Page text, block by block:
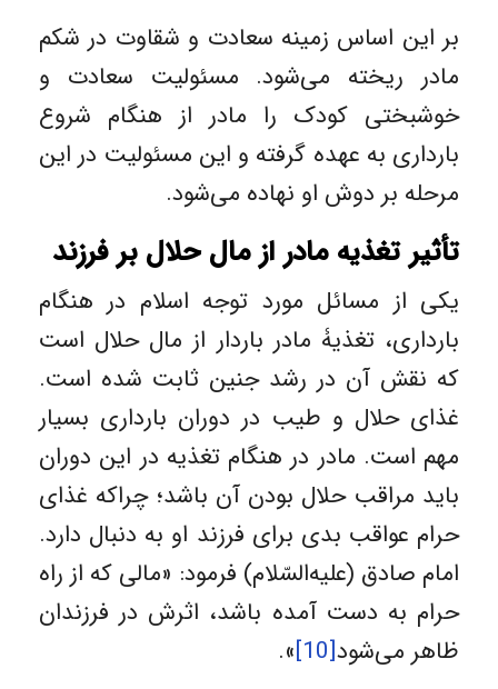
بر این اساس زمینه سعادت و شقاوت در شکم
مادر ریخته می‌شود. مسئولیت سعادت و
خوشبختی کودک را مادر از هنگام شروع
بارداری به عهده گرفته و این مسئولیت در این
مرحله بر دوش او نهاده می‌شود.
تأثیر تغذیه مادر از مال حلال بر فرزند
یکی از مسائل مورد توجه اسلام در هنگام
بارداری، تغذیۀ مادر باردار از مال حلال است
که نقش آن در رشد جنین ثابت شده است.
غذای حلال و طیب در دوران بارداری بسیار
مهم است. مادر در هنگام تغذیه در این دوران
باید مراقب حلال بودن آن باشد؛ چراکه غذای
حرام عواقب بدی برای فرزند او به دنبال دارد.
امام صادق (علیه‌السّلام) فرمود: «مالی که از راه
حرام به دست آمده باشد، اثرش در فرزندان
ظاهر می‌شود[10]
».